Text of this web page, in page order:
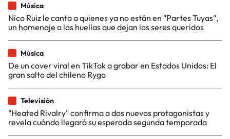
Música
Nico Ruiz le canta a quienes ya no están en "Partes Tuyas",
un homenaje a las huellas que dejan los seres queridos
Música
De un cover viral en TikTok a grabar en Estados Unidos: El
gran salto del chileno Rygo
Televisión
"Heated Rivalry" confirma a dos nuevos protagonistas y
revela cuándo llegará su esperada segunda temporada